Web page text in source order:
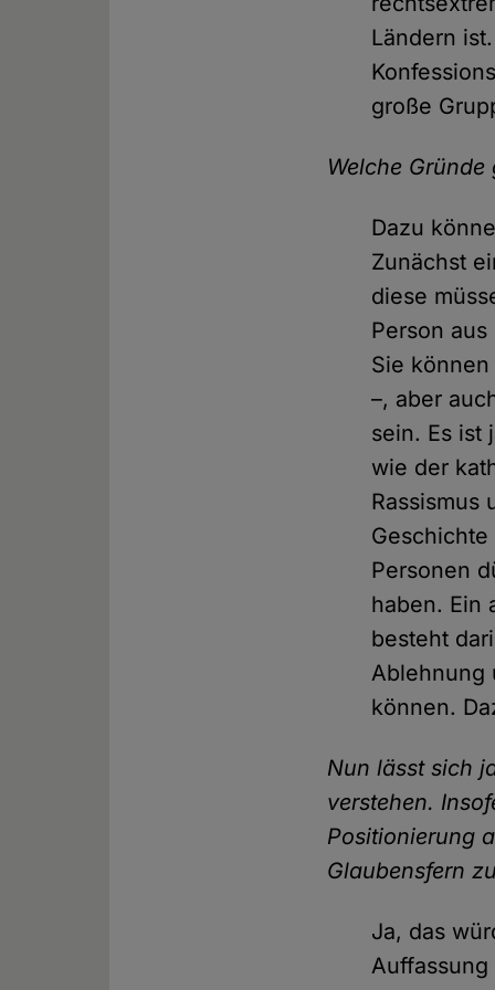
Ländern
große
Welche
Dazu
Zunächst
diese
Person
Sie
–, aber
sein. Es ist
wie der
Rassismus
Personen
haben. Ein
besteht
Ablehnung
können.
Nun lässt sich
verstehen.
Positionierung
Glaubensfern
Ja, das